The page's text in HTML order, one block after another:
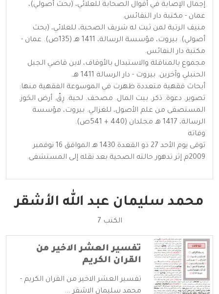
إجمال الإصابة في أقوال الصحابة للعلائي، (بحث أصولي)،
عمان - مكتبة دار النفائس.
منيف الرتبة لمن ثبت له شريف الصحبة، للعلائي، (بحث
أصولي). بيروت، مؤسسة الرسالة، 1411 هـ (135ص). عمان -
مكتبة دار النفائس.
مجموع بالمناقلة والاستبدال بالأوقاف، لابن قاضي الجبل
الحنبلي وآخرين. بيروت - دار الرسالة 1411 هـ.
أبحاث فقهية متعددة ظهرت في الموسوعة الفقهية منها:
تصوير. دعوة. ذكر. بيت المال. مصحف. لحية. رِقّ. أرض الحَوز.
المستصفى من علم الأصول، للغزالي. بيروت، مؤسسة
الرسالة، 1417 هـ مجلدان (440 + 541ص).
وفاته
توفى يوم الأحد 27 ذو القعدة 1430 هـ الموافق 16 نوفمبر
2009م إثر تدهور حالته الصحية بعد نقله إلى المستشفى.
محمد سليمان عبد الله الأشقر
الكتب 7
تفسير العشر الاخير من
القران الكريم
تفسير العشر الاخير من القران الكريم -
محمد سليمان الاشقر ...